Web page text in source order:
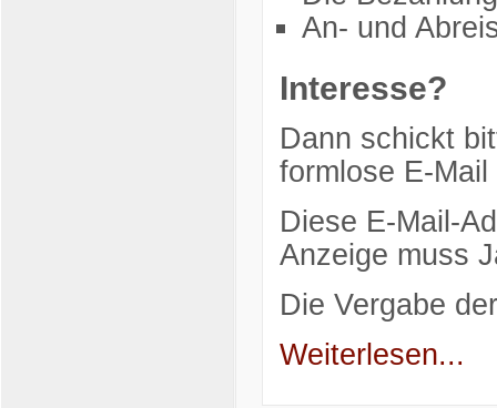
An- und
Interesse?
Dann schickt
formlose E-Mail
Diese E-Mail-
Anzeige muss
Die Vergabe
Weiterlesen...